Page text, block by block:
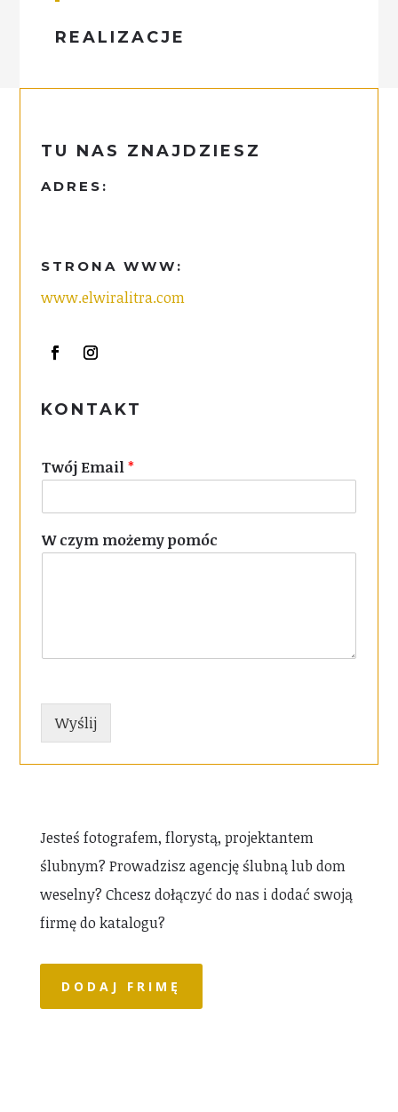
REALIZACJE
TU NAS ZNAJDZIESZ
ADRES:
STRONA WWW:
www.elwiralitra.com
KONTAKT
Twój Email*
W czym możemy pomóc
Wyślij
Jesteś fotografem, florystą, projektantem
ślubnym? Prowadzisz agencję ślubną lub dom
weselny? Chcesz dołączyć do nas i dodać swoją
firmę do katalogu?
DODAJ FRIMĘ